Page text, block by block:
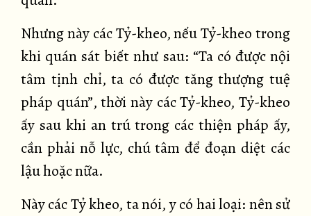
Nhưng này các Tỷ-kheo, nếu Tỷ-kheo trong
khi quán sát biết như sau: “Ta có được nội
tâm tịnh chỉ, ta có được tăng thượng tuệ
pháp quán”, thời này các Tỷ-kheo, Tỷ-kheo
ấy sau khi an trú trong các thiện pháp ấy,
cần phải nỗ lực, chú tâm để đoạn diệt các
lậu hoặc nữa.
Này các Tỷ kheo, ta nói, y có hai loại: nên sử